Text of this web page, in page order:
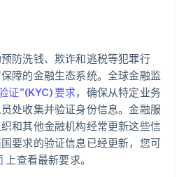
防洗钱、欺诈和逃税等犯罪行
障的金融生态系统。全球金融监
证”(KYC) 要求，确保从特定业务
处收集并验证身份信息。金融服
和其他金融机构经常更新这些信
要求的验证信息已经更新，您可
上查看最新要求。